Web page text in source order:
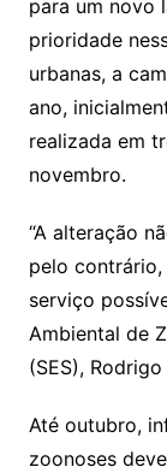
para um novo
prioridade
urbanas, a
ano,
realizada em
novembro.
“A alteração
pelo
serviço
Ambiental de
(SES), Rodrigo
Até outubro,
zoonoses